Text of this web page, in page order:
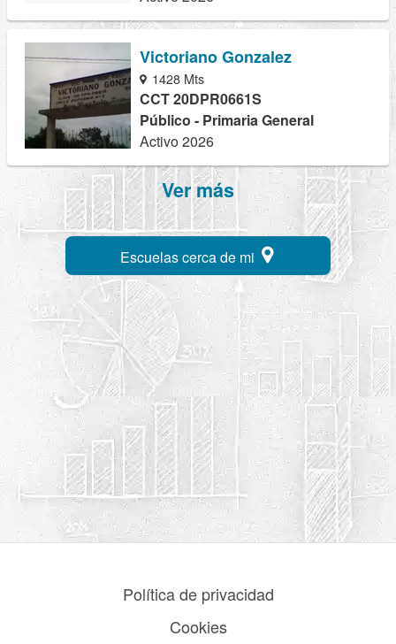
Victoriano Gonzalez
1428 Mts
CCT 20DPR0661S
Público - Primaria General
Activo 2026
Ver más
Escuelas cerca de mi
Política de privacidad
Cookies